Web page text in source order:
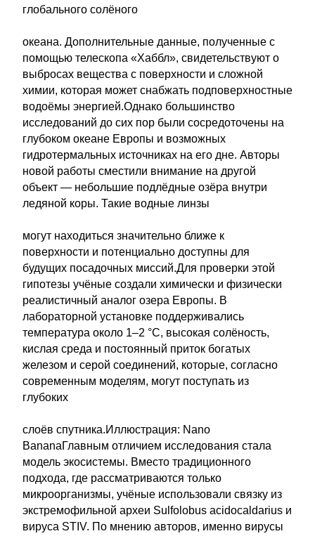
глобального солёного
океана. Дополнительные данные, полученные с
помощью телескопа «Хаббл», свидетельствуют о
выбросах вещества с поверхности и сложной
химии, которая может снабжать подповерхностные
водоёмы энергией.Однако большинство
исследований до сих пор были сосредоточены на
глубоком океане Европы и возможных
гидротермальных источниках на его дне. Авторы
новой работы сместили внимание на другой
объект — небольшие подлёдные озёра внутри
ледяной коры. Такие водные линзы
могут находиться значительно ближе к
поверхности и потенциально доступны для
будущих посадочных миссий.Для проверки этой
гипотезы учёные создали химически и физически
реалистичный аналог озера Европы. В
лабораторной установке поддерживались
температура около 1–2 °C, высокая солёность,
кислая среда и постоянный приток богатых
железом и серой соединений, которые, согласно
современным моделям, могут поступать из
глубоких
слоёв спутника.Иллюстрация: Nano
BananaГлавным отличием исследования стала
модель экосистемы. Вместо традиционного
подхода, где рассматриваются только
микроорганизмы, учёные использовали связку из
экстремофильной археи Sulfolobus acidocaldarius и
вируса STIV. По мнению авторов, именно вирусы